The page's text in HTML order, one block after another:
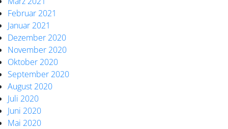
Februar 2021
Januar 2021
Dezember 2020
November 2020
Oktober 2020
September 2020
August 2020
Juli 2020
Juni 2020
Mai 2020